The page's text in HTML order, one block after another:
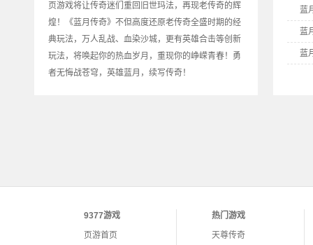
蓝
蓝
蓝
页游戏将让传奇迷们重回旧世玛法，再现老传奇的辉
煌！《蓝月传奇》不但高度还原老传奇全盛时期的经
典玩法，万人乱战、血染沙城，更有英雄合击等创新
玩法，将唤起你的热血岁月，重现你的峥嵘青春！勇
者无悔战苍穹，英雄蓝月，续写传奇！
9377游戏
页游首页
热门游戏
天尊传奇